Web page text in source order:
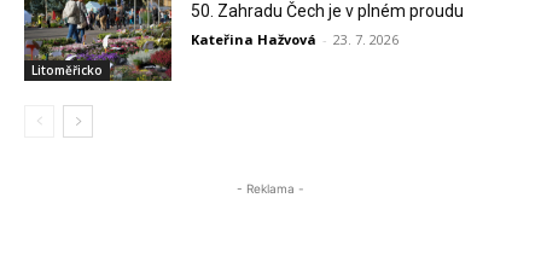
Litoměřicko
50. Zahradu Čech je v plném proudu
Kateřina Hažvová - 23. 7. 2026
- Reklama -